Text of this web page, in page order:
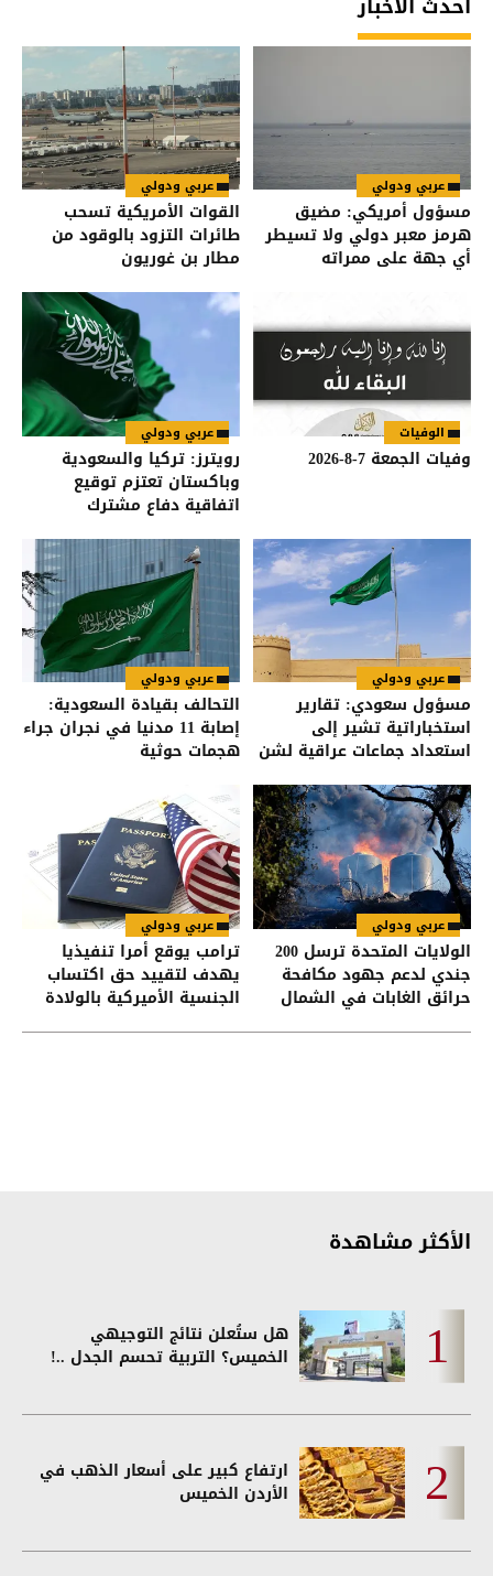
عربي ودولي
مسؤول أمريكي: مضيق
هرمز معبر دولي ولا تسيطر
أي جهة على ممراته
عربي ودولي
القوات الأمريكية تسحب
طائرات التزود بالوقود من
مطار بن غوريون
الوفيات
وفيات الجمعة 7-8-2026
عربي ودولي
رويترز: تركيا والسعودية
وباكستان تعتزم توقيع
اتفاقية دفاع مشترك
عربي ودولي
مسؤول سعودي: تقارير
استخباراتية تشير إلى
استعداد جماعات عراقية لشن
عربي ودولي
التحالف بقيادة السعودية:
إصابة 11 مدنيا في نجران جراء
هجمات حوثية
عربي ودولي
الولايات المتحدة ترسل 200
جندي لدعم جهود مكافحة
حرائق الغابات في الشمال
عربي ودولي
ترامب يوقع أمرا تنفيذيا
يهدف لتقييد حق اكتساب
الجنسية الأميركية بالولادة
الأكثر مشاهدة
هل ستُعلن نتائج التوجيهي
الخميس؟ التربية تحسم الجدل ..!
ارتفاع كبير على أسعار الذهب في
الأردن الخميس